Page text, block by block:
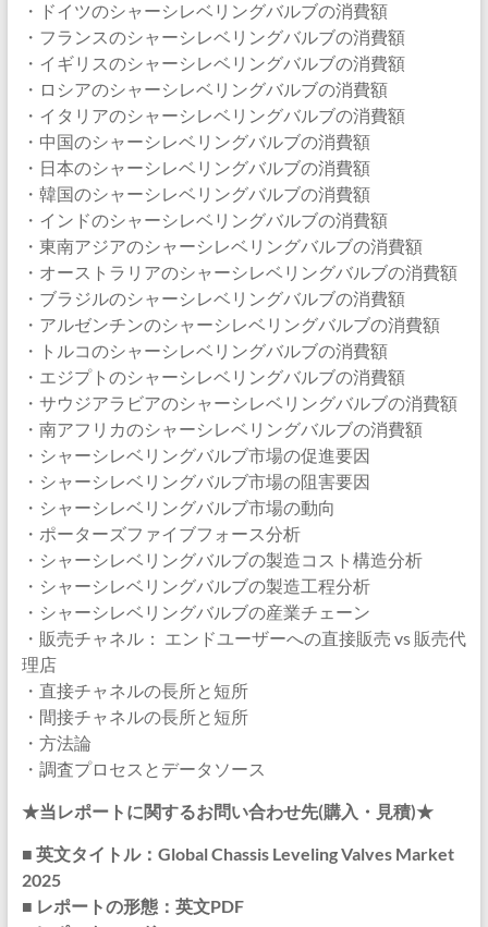
・ドイツのシャーシレベリングバルブの消費額
・フランスのシャーシレベリングバルブの消費額
・イギリスのシャーシレベリングバルブの消費額
・ロシアのシャーシレベリングバルブの消費額
・イタリアのシャーシレベリングバルブの消費額
・中国のシャーシレベリングバルブの消費額
・日本のシャーシレベリングバルブの消費額
・韓国のシャーシレベリングバルブの消費額
・インドのシャーシレベリングバルブの消費額
・東南アジアのシャーシレベリングバルブの消費額
・オーストラリアのシャーシレベリングバルブの消費額
・ブラジルのシャーシレベリングバルブの消費額
・アルゼンチンのシャーシレベリングバルブの消費額
・トルコのシャーシレベリングバルブの消費額
・エジプトのシャーシレベリングバルブの消費額
・サウジアラビアのシャーシレベリングバルブの消費額
・南アフリカのシャーシレベリングバルブの消費額
・シャーシレベリングバルブ市場の促進要因
・シャーシレベリングバルブ市場の阻害要因
・シャーシレベリングバルブ市場の動向
・ポーターズファイブフォース分析
・シャーシレベリングバルブの製造コスト構造分析
・シャーシレベリングバルブの製造工程分析
・シャーシレベリングバルブの産業チェーン
・販売チャネル： エンドユーザーへの直接販売 vs 販売代
理店
・直接チャネルの長所と短所
・間接チャネルの長所と短所
・方法論
・調査プロセスとデータソース
★当レポートに関するお問い合わせ先(購入・見積)★
■ 英文タイトル：Global Chassis Leveling Valves Market
2025
■ レポートの形態：英文PDF